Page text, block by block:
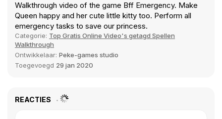
Walkthrough video of the game Bff Emergency. Make
Queen happy and her cute little kitty too. Perform all
emergency tasks to save our princess.
Categorie: Top Gratis Online Video's getagd Spellen
Walkthrough
Ontwikkelaar: Peke-games studio
Toegevoegd 29 jan 2020
REACTIES